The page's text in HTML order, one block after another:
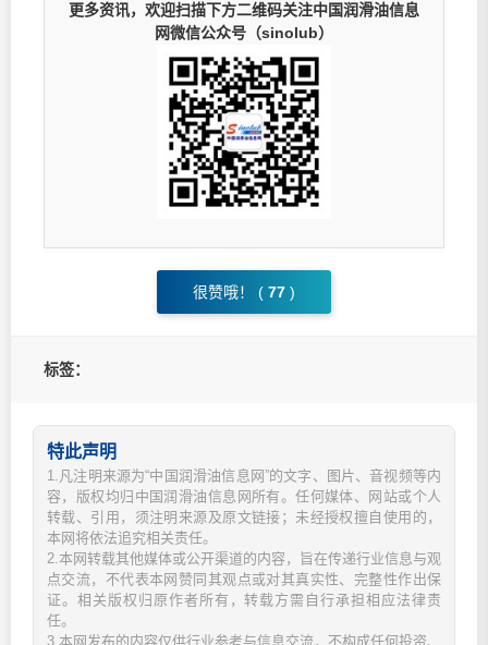
更多资讯，欢迎扫描下方二维码关注中国润滑油信息
网微信公众号（sinolub）
很赞哦！ ( 77 )
标签：
特此声明
1.凡注明来源为“中国润滑油信息网”的文字、图片、音视频等内
容，版权均归中国润滑油信息网所有。任何媒体、网站或个人
转载、引用，须注明来源及原文链接；未经授权擅自使用的，
本网将依法追究相关责任。
2.本网转载其他媒体或公开渠道的内容，旨在传递行业信息与观
点交流，不代表本网赞同其观点或对其真实性、完整性作出保
证。相关版权归原作者所有，转载方需自行承担相应法律责
任。
3.本网发布的内容仅供行业参考与信息交流，不构成任何投资、